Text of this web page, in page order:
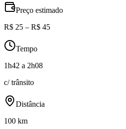
Preço estimado
R$ 25 – R$ 45
Tempo
1h42 a 2h08
c/ trânsito
Distância
100 km